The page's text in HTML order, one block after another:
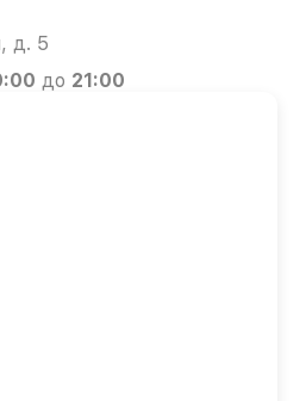
д. 5
до 21:00